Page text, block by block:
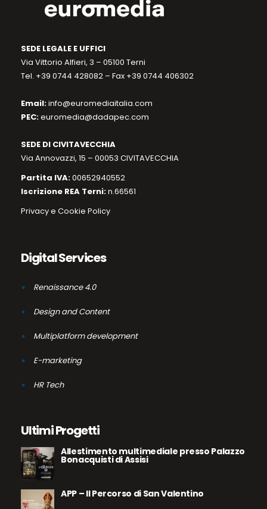
SEDE LEGALE E UFFICI
Via Vittorio Alfieri, 3 – 05100 Terni
Tel. +39 0744 428082 – Fax +39 0744 406302
Email:info@euromediaitalia.com
PEC:euromedia@dadapec.com
SEDE DI CIVITAVECCHIA
Via Annovazzi, 15 – 00053 CIVITAVECCHIA
Partita IVA:00652940552
Iscrizione REA Terni:n.66561
Privacy e Cookie Policy
Digital Services
Renaissance 4.0
Design and Content
Multiplatform development
E-marketing
HR Tech
Ultimi Progetti
Allestimento multimediale presso Palazzo
Bonacquisti di Assisi
APP – Il Percorso di San Valentino